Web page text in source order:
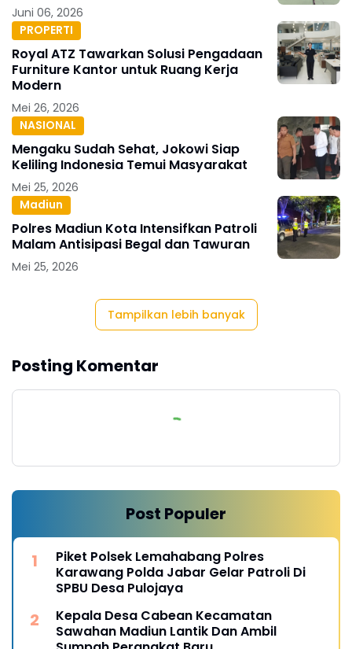
Juni 06, 2026
PROPERTI
Royal ATZ Tawarkan Solusi Pengadaan
Furniture Kantor untuk Ruang Kerja
Modern
Mei 26, 2026
NASIONAL
Mengaku Sudah Sehat, Jokowi Siap
Keliling Indonesia Temui Masyarakat
Mei 25, 2026
Madiun
Polres Madiun Kota Intensifkan Patroli
Malam Antisipasi Begal dan Tawuran
Mei 25, 2026
Tampilkan lebih banyak
Posting Komentar
Post Populer
Piket Polsek Lemahabang Polres
Karawang Polda Jabar Gelar Patroli Di
SPBU Desa Pulojaya
Kepala Desa Cabean Kecamatan
Sawahan Madiun Lantik Dan Ambil